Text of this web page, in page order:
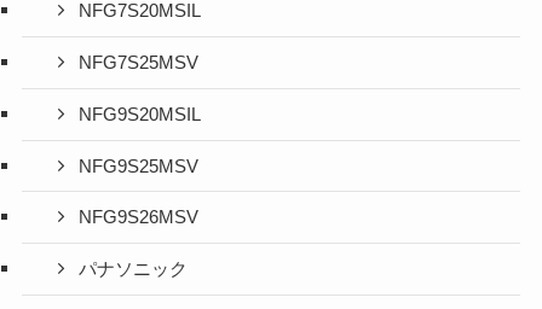
NFG7S20MSIL
NFG7S25MSV
NFG9S20MSIL
NFG9S25MSV
NFG9S26MSV
パナソニック